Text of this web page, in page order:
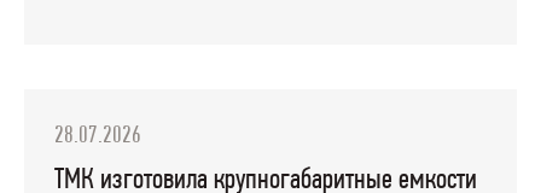
28.07.2026
ТМК изготовила крупногабаритные емкости